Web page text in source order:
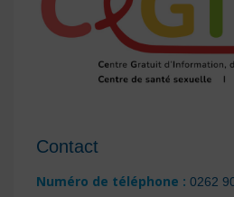
Contact
Numéro de téléphone : 0262